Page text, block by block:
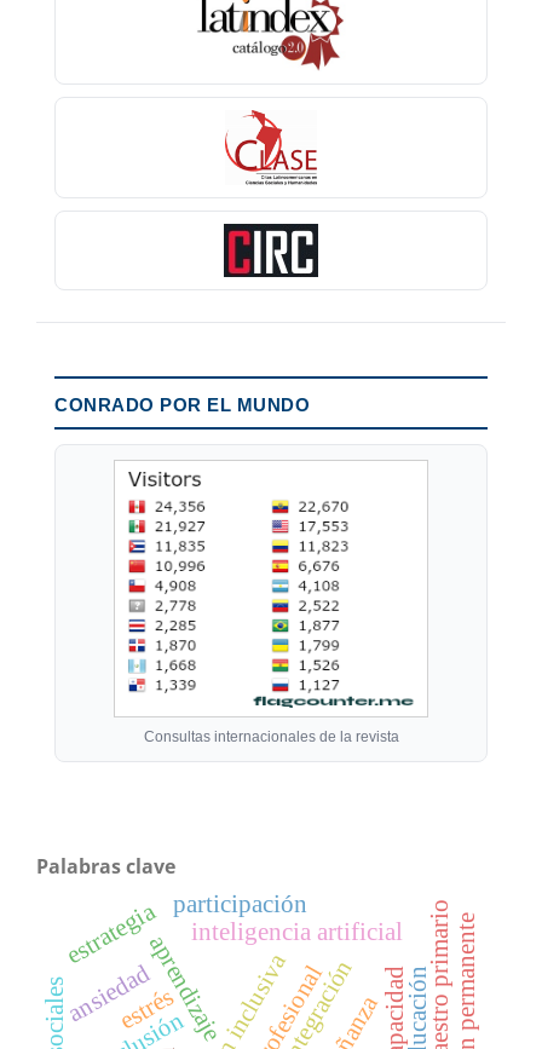
CONRADO POR EL MUNDO
Consultas internacionales de la revista
Palabras clave
aprendizajeinteligencia artificial
estrés
ansiedad maestro primario
educación
integración
participación
estrategia